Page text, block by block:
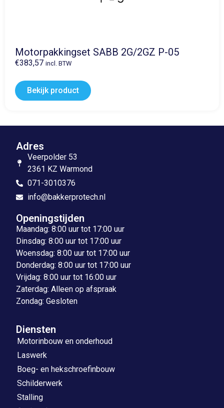
Motorpakkingset SABB 2G/2GZ P-05
€383,57 incl. BTW
Bekijk product
Adres
Veerpolder 53
2361 KZ Warmond
071-3010376
info@bakkerprotech.nl
Openingstijden
Maandag: 8:00 uur tot 17:00 uur
Dinsdag: 8:00 uur tot 17:00 uur
Woensdag: 8:00 uur tot 17:00 uur
Donderdag: 8:00 uur tot 17:00 uur
Vrijdag: 8:00 uur tot 16:00 uur
Zaterdag: Alleen op afspraak
Zondag: Gesloten
Diensten
Motorinbouw en onderhoud
Laswerk
Boeg- en hekschroefinbouw
Schilderwerk
Stalling